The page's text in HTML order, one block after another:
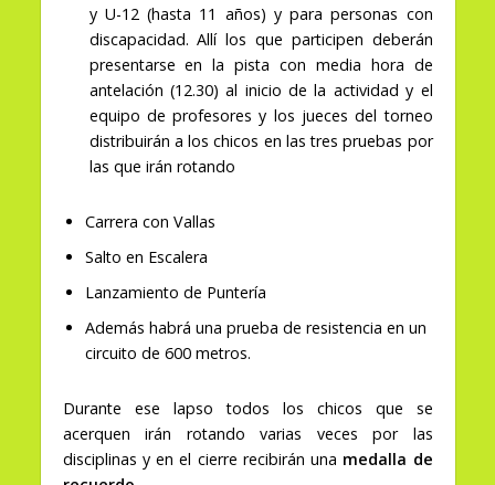
y U-12 (hasta 11 años) y para personas con
discapacidad. Allí los que participen deberán
presentarse en la pista con media hora de
antelación (12.30) al inicio de la actividad y el
equipo de profesores y los jueces del torneo
distribuirán a los chicos en las tres pruebas por
las que irán rotando
Carrera con Vallas
Salto en Escalera
Lanzamiento de Puntería
Además habrá una prueba de resistencia en un
circuito de 600 metros.
Durante ese lapso todos los chicos que se
acerquen irán rotando varias veces por las
disciplinas y en el cierre recibirán una medalla de